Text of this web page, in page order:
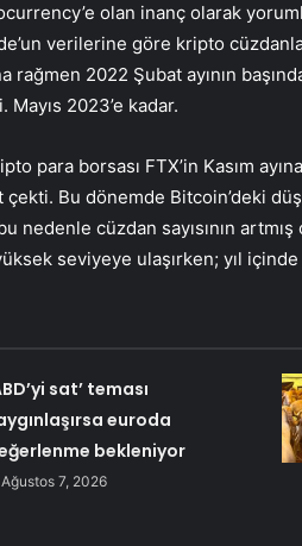
olan inanç olarak
verilerine göre kripto
rağmen 2022 Şubat ayının
2023’e kadar.
para borsası FTX’in Kasım
Bu dönemde Bitcoin’deki
nedenle cüzdan sayısının
seviyeye ulaşırken; yıl
sat’ teması
euroda
bekleniyor
Ağustos 7, 2026